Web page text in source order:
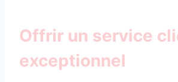
Offrir un service
exceptionnel